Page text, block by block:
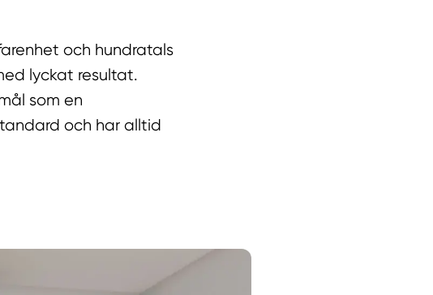
och hundratals
lyckat resultat.
som en
och har alltid